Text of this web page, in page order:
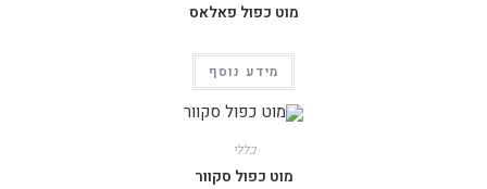
מוט כפול פאלאס
מידע נוסף
כללי
מוט כפול סקוור